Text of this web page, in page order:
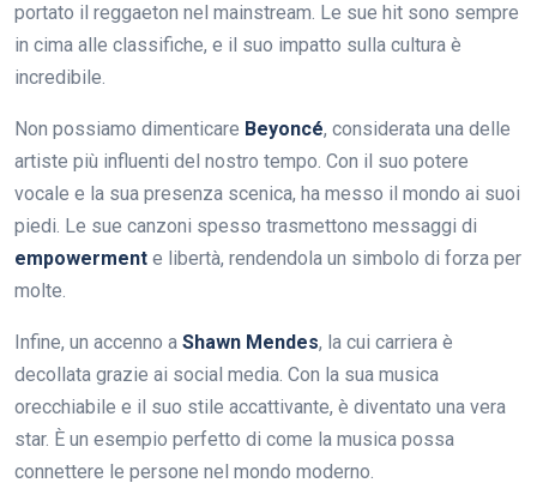
portato il reggaeton nel mainstream. Le sue hit sono sempre
in cima alle classifiche, e il suo impatto sulla cultura è
incredibile.
Non possiamo dimenticare Beyoncé, considerata una delle
artiste più influenti del nostro tempo. Con il suo potere
vocale e la sua presenza scenica, ha messo il mondo ai suoi
piedi. Le sue canzoni spesso trasmettono messaggi di
empowerment e libertà, rendendola un simbolo di forza per
molte.
Infine, un accenno a Shawn Mendes, la cui carriera è
decollata grazie ai social media. Con la sua musica
orecchiabile e il suo stile accattivante, è diventato una vera
star. È un esempio perfetto di come la musica possa
connettere le persone nel mondo moderno.